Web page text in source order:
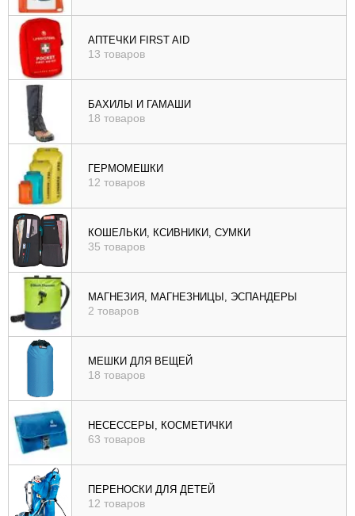
АПТЕЧКИ FIRST AID
13 товаров
БАХИЛЫ И ГАМАШИ
18 товаров
ГЕРМОМЕШКИ
12 товаров
КОШЕЛЬКИ, КСИВНИКИ, СУМКИ
35 товаров
МАГНЕЗИЯ, МАГНЕЗНИЦЫ, ЭСПАНДЕРЫ
2 товаров
МЕШКИ ДЛЯ ВЕЩЕЙ
18 товаров
НЕСЕССЕРЫ, КОСМЕТИЧКИ
63 товаров
ПЕРЕНОСКИ ДЛЯ ДЕТЕЙ
12 товаров